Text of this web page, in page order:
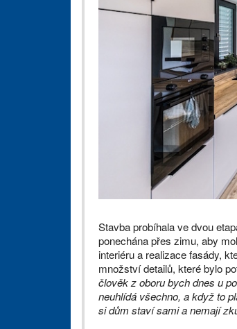
Stavba probíhala ve dvou
ponechána přes zimu, aby
interiéru a realizace fasády,
množství detailů, které bylo
člověk z oboru bych dnes u
neuhlídá všechno, a když to
si dům staví sami a nemají